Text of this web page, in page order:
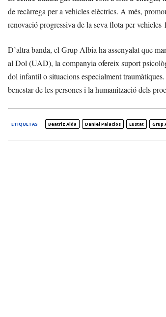
de recàrrega per a vehicles elèctrics. A més,
renovació progressiva de la seva flota per vehicles
D’altra banda, el Grup Albia ha assenyalat que
al Dol (UAD), la companyia ofereix suport
dol infantil o situacions especialment
benestar de les persones i la humanització dels
ETIQUETAS Beatriz Alda Daniel Palacios Eustat Grup